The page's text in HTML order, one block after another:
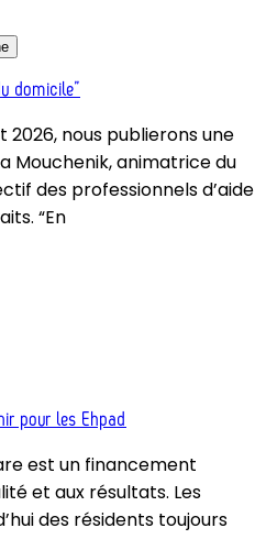
domicile”
2026, nous publierons une
Mouchenik, animatrice du
des professionnels d’aide
“En
pour les Ehpad
est un financement
et aux résultats. Les
des résidents toujours